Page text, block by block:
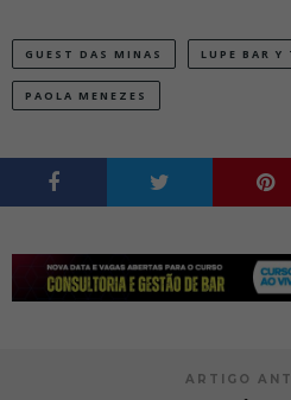
GUEST DAS MINAS LUPE BAR Y
PAOLA MENEZES
ARTIGO